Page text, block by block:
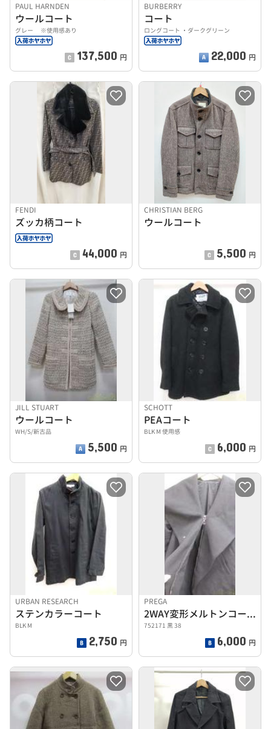
PAUL HARNDEN
ウールコート
グレー ※使用感あり
137,500 円
BURBERRY
コート
ロングコート ・ダークグリーン
22,000 円
FENDI
ズッカ柄コート
44,000 円
CHRISTIAN BERG
ウールコート
5,500 円
JILL STUART
ウールコート
WH/S/新古品
5,500 円
SCHOTT
PEAコート
BLK M 使用感
6,000 円
URBAN RESEARCH
ステンカラーコート
BLK M
2,750 円
PREGA
2WAY変形メルトンコート
752171 黒 38
6,000 円